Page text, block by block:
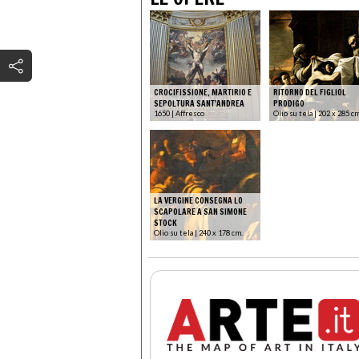
CROCIFISSIONE, MARTIRIO E
SEPOLTURA SANT'ANDREA
1650 | Affresco
RITORNO DEL FIGLIOL
PRODIGO
Olio su tela | 202 x 285
LA VERGINE CONSEGNA LO
SCAPOLARE A SAN SIMONE
STOCK
Olio su tela | 240 x 178 cm.